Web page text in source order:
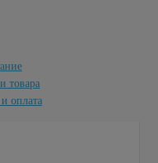
товара
оплата